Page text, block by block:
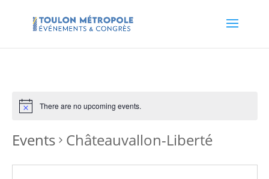
There are no upcoming events.
Events Châteauvallon-Liberté